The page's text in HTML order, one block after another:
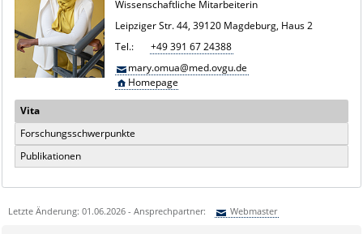
QUALIFIKATIONSARBEITEN
Wissenschaftliche Mitarbeiterin
Leipziger Str. 44, 39120 Magdeburg, Haus 2
Tel.:
+49 391 67 24388
mary.omua@med.ovgu.de
Homepage
Vita
Forschungsschwerpunkte
Publikationen
Letzte Änderung: 01.06.2026 - Ansprechpartner: Webmaster